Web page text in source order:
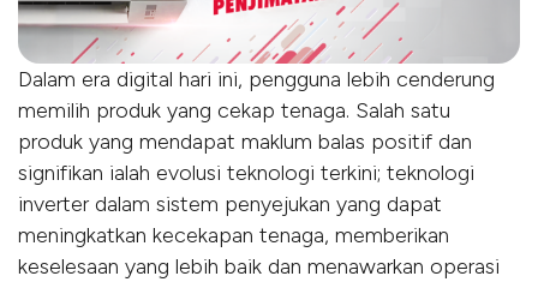
Dalam era digital hari ini, pengguna lebih cenderung
memilih produk yang cekap tenaga. Salah satu
produk yang mendapat maklum balas positif dan
signifikan ialah evolusi teknologi terkini; teknologi
inverter dalam sistem penyejukan yang dapat
meningkatkan kecekapan tenaga, memberikan
keselesaan yang lebih baik dan menawarkan operasi